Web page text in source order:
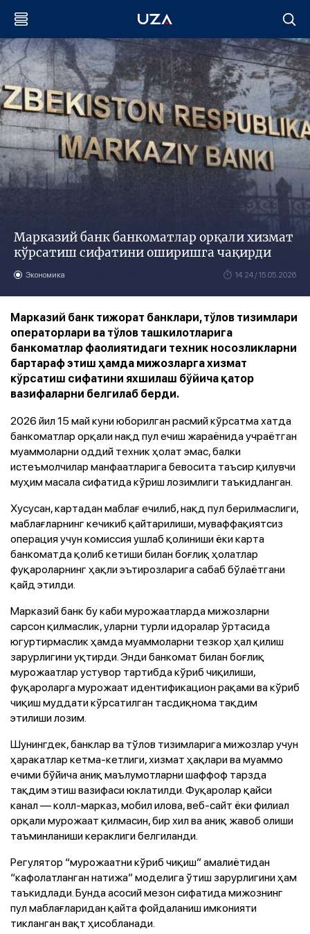
Марказий банк банкоматлар орқали хизмат
кўрсатиш сифатини оширишга чақирди
Экономика 14:24 / 15.05.2026
Марказий банк тижорат банклари, тўлов тизимлари
операторлари ва тўлов ташкилотларига
банкоматлар фаолиятидаги техник носозликларни
бартараф этиш ҳамда мижозларга хизмат
кўрсатиш сифатини яхшилаш бўйича қатор
вазифаларни белгилаб берди.
2026 йил 15 май куни юборилган расмий кўрсатма хатда
банкоматлар орқали нақд пул ечиш жараёнида учраётган
муаммоларни оддий техник ҳолат эмас, балки
истеъмолчилар манфаатларига бевосита таъсир қилувчи
муҳим масала сифатида кўриш лозимлиги таъкидланган.
Хусусан, картадан маблағ ечилиб, нақд пул берилмаслиги,
маблағларнинг кечикиб қайтарилиши, муваффақиятсиз
операция учун комиссия ушлаб қолиниши ёки карта
банкоматда қолиб кетиши билан боғлиқ ҳолатлар
фуқароларнинг ҳақли эътирозларига сабаб бўлаётгани
қайд этилди.
Марказий банк бу каби мурожаатларда мижозларни
сарсон қилмаслик, уларни турли идоралар ўртасида
югуртирмаслик ҳамда муаммоларни тезкор ҳал қилиш
зарурлигини уқтирди. Энди банкомат билан боғлиқ
мурожаатлар устувор тартибда кўриб чиқилиши,
фуқароларга мурожаат идентификацион рақами ва кўриб
чиқиш муддати кўрсатилган тасдиқнома тақдим
этилиши лозим.
Шунингдек, банклар ва тўлов тизимларига мижозлар учун
ҳаракатлар кетма-кетлиги, хизмат ҳақлари ва муаммо
ечими бўйича аниқ маълумотларни шаффоф тарзда
тақдим этиш вазифаси юклатилди. Фуқаролар қайси
канал — колл-марказ, мобил илова, веб-сайт ёки филиал
орқали мурожаат қилмасин, бир хил ва аниқ жавоб олиши
таъминланиши кераклиги белгиланди.
Регулятор “мурожаатни кўриб чиқиш” амалиётидан
“кафолатланган натижа” моделига ўтиш зарурлигини ҳам
таъкидлади. Бунда асосий мезон сифатида мижознинг
пул маблағларидан қайта фойдаланиш имконияти
тикланган вақт ҳисобланади.